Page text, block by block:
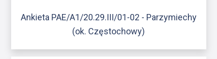
Ankieta PAE/A1/20.29.III/01-02 - Parzymiechy
(ok. Częstochowy)